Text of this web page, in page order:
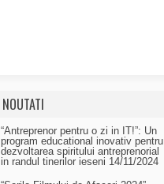
NOUTATI
“Antreprenor pentru o zi in IT!”: Un
program educational inovativ pentru
dezvoltarea spiritului antreprenorial
in randul tinerilor ieseni 14/11/2024